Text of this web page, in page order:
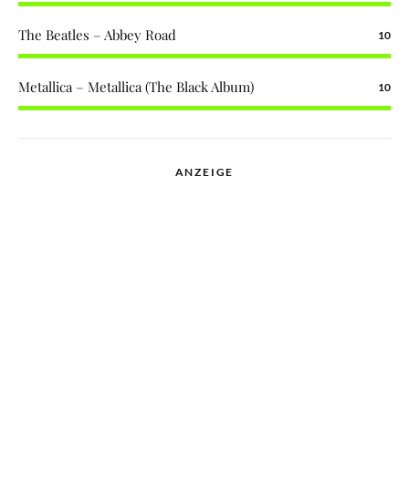
The Beatles – Abbey Road 10
Metallica – Metallica (The Black Album) 10
ANZEIGE